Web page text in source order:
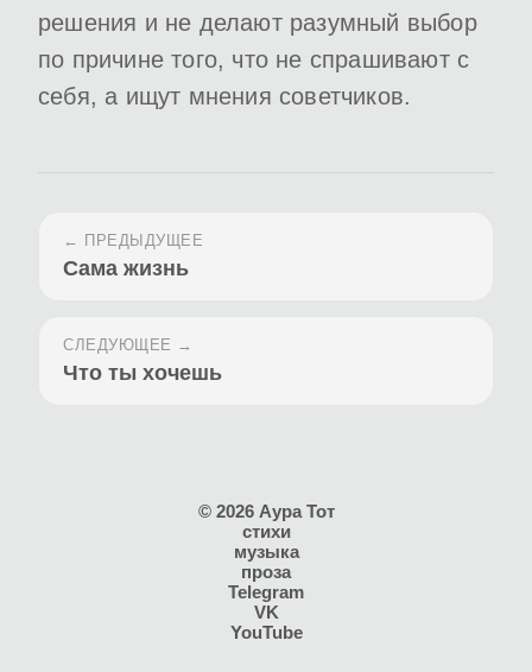
решения и не делают разумный выбор
по причине того, что не спрашивают с
себя, а ищут мнения советчиков.
← ПРЕДЫДУЩЕЕ
Сама жизнь
СЛЕДУЮЩЕЕ →
Что ты хочешь
© 2026 Аура Тот
стихи
музыка
проза
Telegram
VK
YouTube